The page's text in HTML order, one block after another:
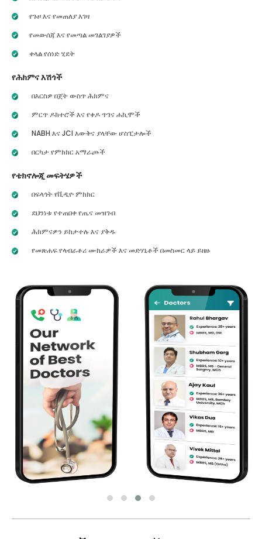
የጉዞ እና የመጠለያ እገዛ
የመውሰጃ እና የመጣል መገልገያዎች
ቀላል የሰነድ ሂደት
የሕክምና እሽጎች
በእርስዎ በጀት ውስጥ ሕክምና
ምርጥ ዶክተሮች እና የቀዶ ጥገና ሐኪሞች
NABH እና JCI እውቅና ያላቸው ሆስፒታሎች
በርካታ የምክክር አማራጮች
የቴክኖሎጂ መፍትሄዎች
በፍላጎት የቪዲዮ ምክክር
ደህንነቱ የተጠበቀ የጤና መዝገብ
ሕክምናዎን ይከታተሉ እና ያቅዱ
የመጽሐፍ የላብራቶሪ ሙከራዎች እና መድሃኒቶች በመስመር ላይ ይዘዙ